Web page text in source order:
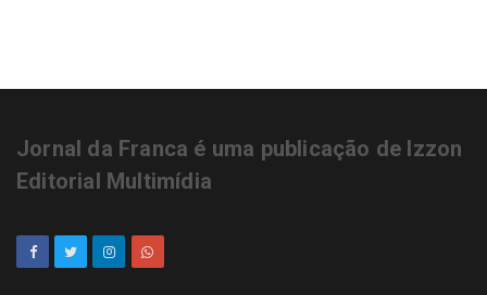
Jornal da Franca é uma publicação de Izzon
Editorial Multimídia